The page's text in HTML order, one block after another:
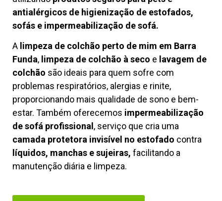
antialérgicos de higienização de estofados,
sofás e impermeabilização de sofá.
A limpeza de colchão perto de mim em Barra
Funda, limpeza de colchão à seco e lavagem de
colchão são ideais para quem sofre com
problemas respiratórios, alergias e rinite,
proporcionando mais qualidade de sono e bem-
estar. Também oferecemos impermeabilização
de sofá profissional , serviço que cria uma
camada protetora invisível no estofado contra
líquidos, manchas e sujeiras, facilitando a
manutenção diária e limpeza.